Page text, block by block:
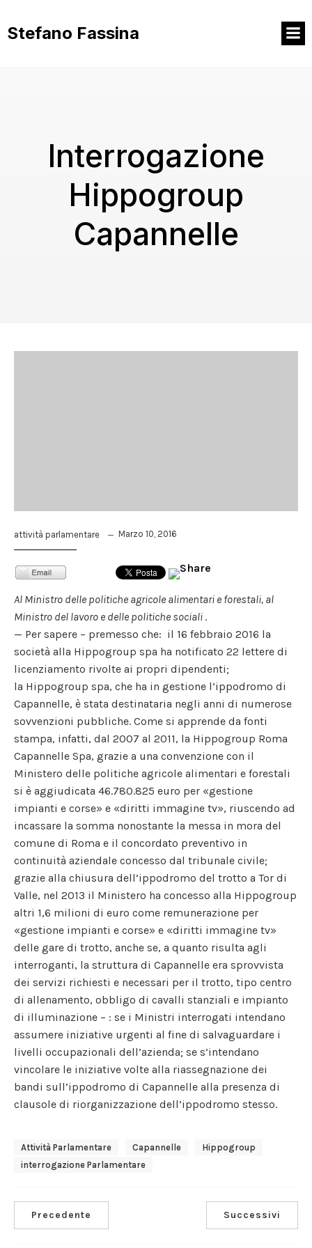
contenuto
Stefano Fassina
Interrogazione
Hippogroup
Capannelle
attività parlamentare Marzo 10, 2016
Al Ministro delle politiche agricole alimentari e forestali, al
Ministro del lavoro e delle politiche sociali .
— Per sapere – premesso che: il 16 febbraio 2016 la
società alla Hippogroup spa ha notificato 22 lettere di
licenziamento rivolte ai propri dipendenti;
la Hippogroup spa, che ha in gestione l’ippodromo di
Capannelle, è stata destinataria negli anni di numerose
sovvenzioni pubbliche. Come si apprende da fonti
stampa, infatti, dal 2007 al 2011, la Hippogroup Roma
Capannelle Spa, grazie a una convenzione con il
Ministero delle politiche agricole alimentari e forestali
si è aggiudicata 46.780.825 euro per «gestione
impianti e corse» e «diritti immagine tv», riuscendo ad
incassare la somma nonostante la messa in mora del
comune di Roma e il concordato preventivo in
continuità aziendale concesso dal tribunale civile;
grazie alla chiusura dell’ippodromo del trotto a Tor di
Valle, nel 2013 il Ministero ha concesso alla Hippogroup
altri 1,6 milioni di euro come remunerazione per
«gestione impianti e corse» e «diritti immagine tv»
delle gare di trotto, anche se, a quanto risulta agli
interroganti, la struttura di Capannelle era sprovvista
dei servizi richiesti e necessari per il trotto, tipo centro
di allenamento, obbligo di cavalli stanziali e impianto
di illuminazione – : se i Ministri interrogati intendano
assumere iniziative urgenti al fine di salvaguardare i
livelli occupazionali dell’azienda; se s’intendano
vincolare le iniziative volte alla riassegnazione dei
bandi sull’ippodromo di Capannelle alla presenza di
clausole di riorganizzazione dell’ippodromo stesso.
Attività Parlamentare Capannelle
Hippogroup
Interrogazione Parlamentare
Precedente Successivi